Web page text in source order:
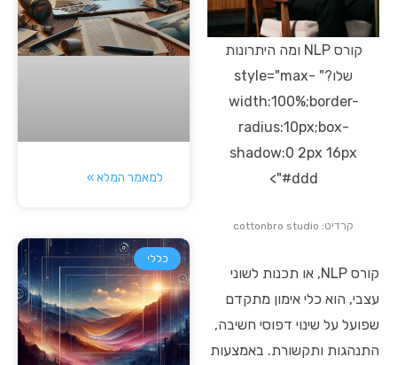
קורס NLP ומה היתרונות
שלו?" style="max-
width:100%;border-
radius:10px;box-
shadow:0 2px 16px
#ddd">
קרדיט: cottonbro studio
קורס NLP, או תכנות לשוני
עצבי, הוא כלי אימון מתקדם
שפועל על שינוי דפוסי חשיבה,
התנהגות ותקשורת. באמצעות
למאמר המלא »
כללי